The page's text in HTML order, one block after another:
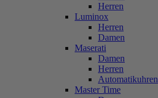
Herren
Luminox
Herren
Damen
Maserati
Damen
Herren
Automatikuhren
Master Time